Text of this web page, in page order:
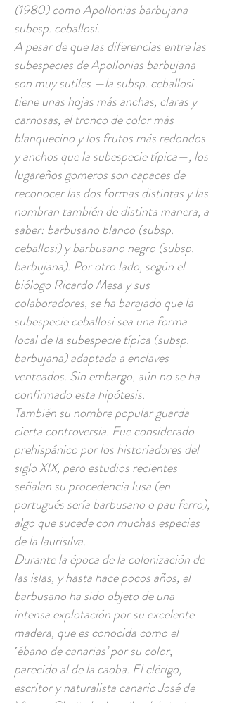
(1980) como Apollonias barbujana
subesp. ceballosi.
A pesar de que las diferencias entre las
subespecies de Apollonias barbujana
son muy sutiles —la subsp. ceballosi
tiene unas hojas más anchas, claras y
carnosas, el tronco de color más
blanquecino y los frutos más redondos
y anchos que la subespecie típica—, los
lugareños gomeros son capaces de
reconocer las dos formas distintas y las
nombran también de distinta manera, a
saber: barbusano blanco (subsp.
ceballosi) y barbusano negro (subsp.
barbujana). Por otro lado, según el
biólogo Ricardo Mesa y sus
colaboradores, se ha barajado que la
subespecie ceballosi sea una forma
local de la subespecie típica (subsp.
barbujana) adaptada a enclaves
venteados. Sin embargo, aún no se ha
confirmado esta hipótesis.
También su nombre popular guarda
cierta controversia. Fue considerado
prehispánico por los historiadores del
siglo XIX, pero estudios recientes
señalan su procedencia lusa (en
portugués sería barbusano o pau ferro),
algo que sucede con muchas especies
de la laurisilva.
Durante la época de la colonización de
las islas, y hasta hace pocos años, el
barbusano ha sido objeto de una
intensa explotación por su excelente
madera, que es conocida como el
‛ébano de canarias’ por su color,
parecido al de la caoba. El clérigo,
escritor y naturalista canario José de